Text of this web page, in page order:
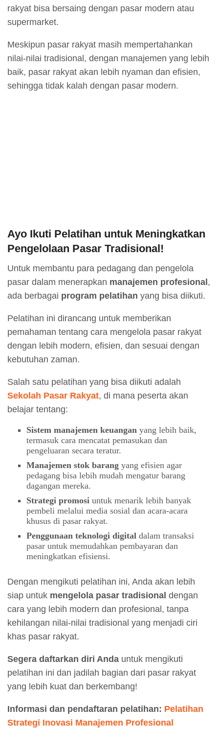
rakyat bisa bersaing dengan pasar modern atau
supermarket.
Meskipun pasar rakyat masih mempertahankan
nilai-nilai tradisional, dengan manajemen yang lebih
baik, pasar rakyat akan lebih nyaman dan efisien,
sehingga tidak kalah dengan pasar modern.
Ayo Ikuti Pelatihan untuk Meningkatkan
Pengelolaan Pasar Tradisional!
Untuk membantu para pedagang dan pengelola
pasar dalam menerapkan manajemen profesional ,
ada berbagai program pelatihan yang bisa diikuti.
Pelatihan ini dirancang untuk memberikan
pemahaman tentang cara mengelola pasar rakyat
dengan lebih modern, efisien, dan sesuai dengan
kebutuhan zaman.
Salah satu pelatihan yang bisa diikuti adalah
Sekolah Pasar Rakyat, di mana peserta akan
belajar tentang:
Sistem manajemen keuanganyang lebih baik,
termasuk cara mencatat pemasukan dan
pengeluaran secara teratur.
Manajemen stok barangyang efisien agar
pedagang bisa lebih mudah mengatur barang
dagangan mereka.
Strategi promosiuntuk menarik lebih banyak
pembeli melalui media sosial dan acara-acara
khusus di pasar rakyat.
Penggunaan teknologi digitaldalam transaksi
pasar untuk memudahkan pembayaran dan
meningkatkan efisiensi.
Dengan mengikuti pelatihan ini, Anda akan lebih
siap untuk mengelola pasar tradisional dengan
cara yang lebih modern dan profesional, tanpa
kehilangan nilai-nilai tradisional yang menjadi ciri
khas pasar rakyat.
Segera daftarkan diri Anda untuk mengikuti
pelatihan ini dan jadilah bagian dari pasar rakyat
yang lebih kuat dan berkembang!
Informasi dan pendaftaran pelatihan: Pelatihan
Strategi Inovasi Manajemen Profesional